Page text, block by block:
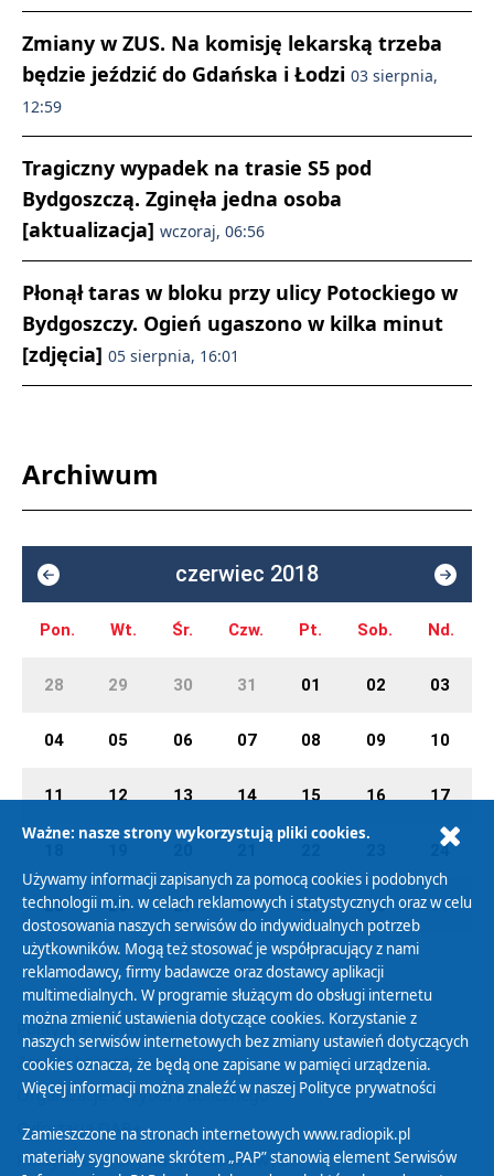
Zmiany w ZUS. Na komisję lekarską trzeba
będzie jeździć do Gdańska i Łodzi 03 sierpnia,
12:59
Tragiczny wypadek na trasie S5 pod
Bydgoszczą. Zginęła jedna osoba
[aktualizacja] wczoraj, 06:56
Płonął taras w bloku przy ulicy Potockiego w
Bydgoszczy. Ogień ugaszono w kilka minut
[zdjęcia] 05 sierpnia, 16:01
Archiwum
czerwiec 2018
Pon. Wt. Śr. Czw. Pt. Sob. Nd.
28 29 30 31 01 02 03
04 05 06 07 08 09 10
11 12 13 14 15 16 17
24
25 26 27 28 29 30 01
Polityka Prywatności
Zasady korzystania z Serwisu
Organizacje Pożytku Publicznego
Cyfryzacja DAB+
Polityka ochrony danych osobowych
Ważne: nasze strony wykorzystują pliki cookies.
Używamy informacji zapisanych za pomocą cookies i podobnych
technologii m.in. w celach reklamowych i statystycznych oraz w celu
dostosowania naszych serwisów do indywidualnych potrzeb
użytkowników. Mogą też stosować je współpracujący z nami
reklamodawcy, firmy badawcze oraz dostawcy aplikacji
multimedialnych. W programie służącym do obsługi internetu
można zmienić ustawienia dotyczące cookies. Korzystanie z
naszych serwisów internetowych bez zmiany ustawień dotyczących
cookies oznacza, że będą one zapisane w pamięci urządzenia.
Więcej informacji można znaleźć w naszej Polityce prywatności
Zamieszczone na stronach internetowych www.radiopik.pl
materiały sygnowane skrótem „PAP” stanowią element Serwisów